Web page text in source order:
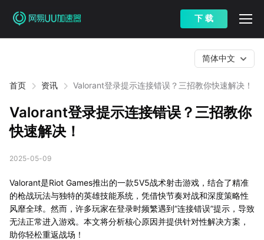
下 载
首页 资讯 Valorant登录提示连接错误？三招教你快速解决！
简体中文
Valorant登录提示连接错误？三招教你
快速解决！
2025-05-09
Valorant是Riot Games推出的一款5V5战术射击游戏，结合了精准
的枪战玩法与独特的英雄技能系统，凭借快节奏对战和深度策略性
风靡全球。然而，许多玩家在登录时频繁遇到“连接错误”提示，导致
无法正常进入游戏。本文将分析核心原因并提供针对性解决方案，
助你轻松重返战场！